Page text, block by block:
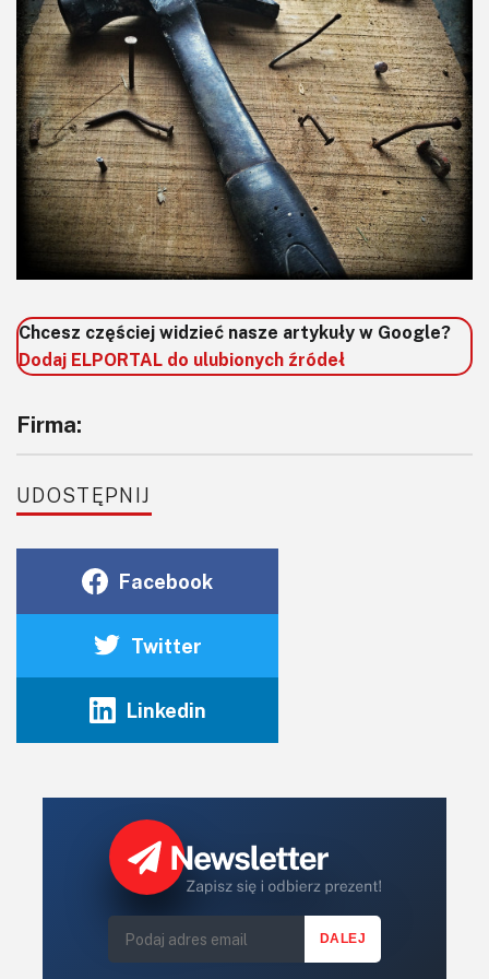
Kontakt
Newsletter
Magazyny
Archiwum
Do pobrania
Chcesz częściej widzieć nasze artykuły w Google?
Dodaj ELPORTAL do ulubionych źródeł
Firma:
UDOSTĘPNIJ
Facebook
Twitter
Linkedin